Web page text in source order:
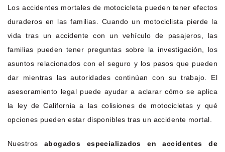
Los accidentes mortales de motocicleta pueden tener efectos
duraderos en las familias. Cuando un motociclista pierde la
vida tras un accidente con un vehículo de pasajeros, las
familias pueden tener preguntas sobre la investigación, los
asuntos relacionados con el seguro y los pasos que pueden
dar mientras las autoridades continúan con su trabajo. El
asesoramiento legal puede ayudar a aclarar cómo se aplica
la ley de California a las colisiones de motocicletas y qué
opciones pueden estar disponibles tras un accidente mortal.
Nuestros abogados especializados en accidentes de